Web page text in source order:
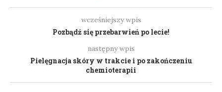
wcześniejszy wpis
Pozbądź się przebarwień po lecie!
następny wpis
Pielęgnacja skóry w trakcie i po zakończeniu
chemioterapii